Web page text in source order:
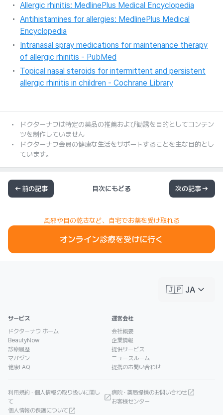
Allergic rhinitis: MedlinePlus Medical Encyclopedia
Antihistamines for allergies: MedlinePlus Medical
Encyclopedia
Intranasal spray medications for maintenance therapy
of allergic rhinitis - PubMed
Topical nasal steroids for intermittent and persistent
allergic rhinitis in children - Cochrane Library
ドクターナウは特定の薬品の推薦および勧誘を目的としてコンテン
ツを制作していません
ドクターナウ会員の健康な生活をサポートすることを主な目的とし
ています。
前の記事 目次にもどる 次の記事
風邪や目の乾きなど、自宅でお薬を受け取れる
オンライン診療を受けに行く
🇯🇵 JA keyboard_arrow_down
サービス
ドクターナウ ホーム
BeautyNow
診療履歴
マガジン
健康FAQ
運営会社
会社概要
企業情報
提供サービス
ニュースルーム
提携のお問い合わせ
利用規約 · 個人情報の取り扱いに関し
て
個人情報の保護について
病院 · 薬局提携のお問い合わせ
お客様センター